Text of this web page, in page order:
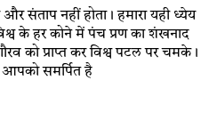
संताप नहीं होता। हमारा यही ध्येय
के हर कोने में पंच प्रण का शंखनाद
को प्राप्त कर विश्व पटल पर चमके।
आपको समर्पित है